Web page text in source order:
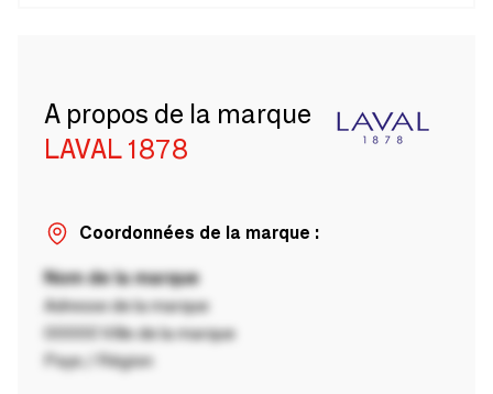
A propos de la marque
LAVAL 1878
Coordonnées de la marque :
Nom de la marque
Adresse de la marque
00000 Ville de la marque
Pays / Région